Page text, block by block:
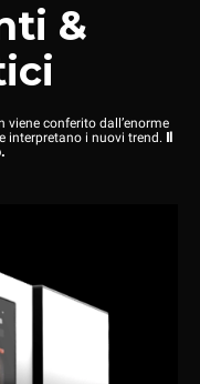
&
viene conferito dall’enorme
interpretano i nuovi trend.